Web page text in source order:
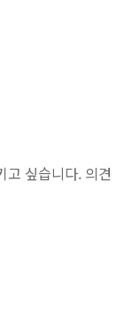
고 싶습니다. 의견